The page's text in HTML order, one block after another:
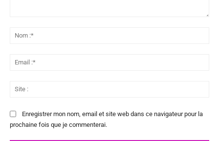
Enregistrer mon nom, email et site web dans ce navigateur pour la
prochaine fois que je commenterai.